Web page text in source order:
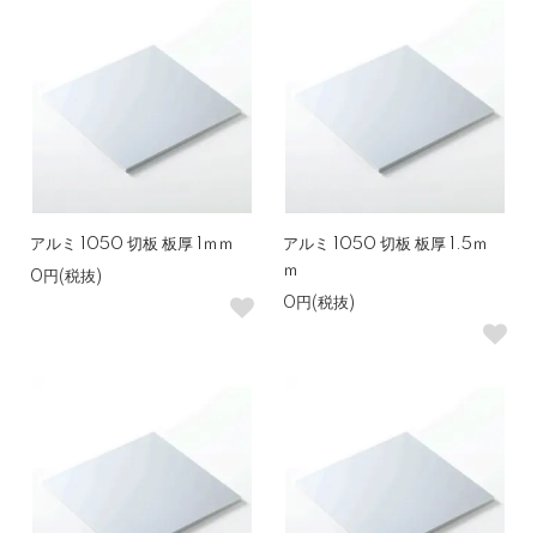
アルミ 1050 切板 板厚 1ｍｍ
0円(税抜)
アルミ 1050 切板 板厚 1.5ｍ
ｍ
0円(税抜)